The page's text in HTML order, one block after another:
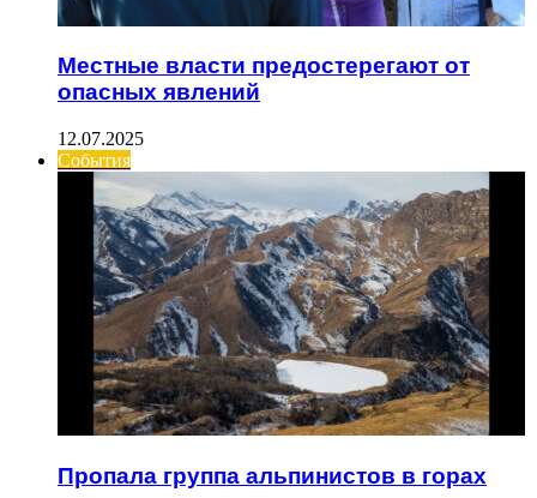
Местные власти предостерегают от
опасных явлений
12.07.2025
События
Пропала группа альпинистов в горах